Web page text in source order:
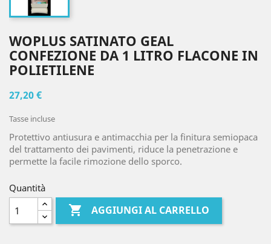
WOPLUS SATINATO GEAL
CONFEZIONE DA 1 LITRO FLACONE IN
POLIETILENE
27,20 €
Tasse incluse
Protettivo antiusura e antimacchia per la finitura semiopaca
del trattamento dei pavimenti, riduce la penetrazione e
permette la facile rimozione dello sporco.
Quantità
 AGGIUNGI AL CARRELLO